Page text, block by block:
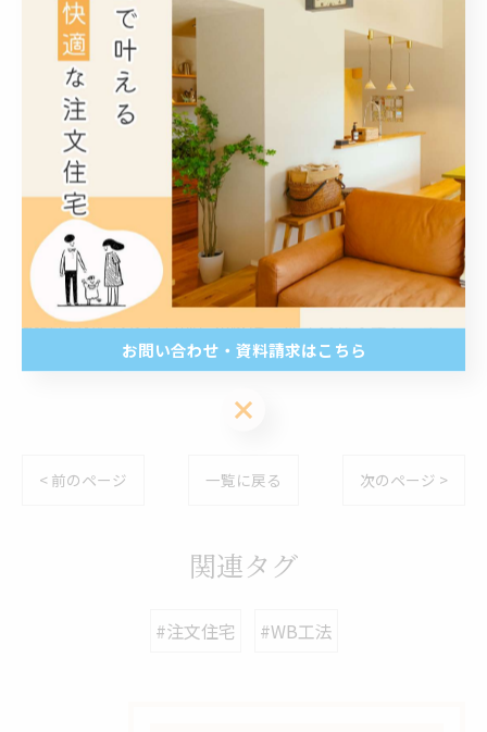
#イオンホーム #鹿児島注文住宅 #注文住宅 #wb工法 #
空気のきれいな家
鹿児島にある株式会社イオン・ホームは、高温多湿の日
本の気候風土に合った省エネ・快適・健康な住まいを実
現するWB工法のお家や、台風や高耐震に強く気密性・
断熱性に優れた2×4工法のお家など、お客様の理想の住
まいを実現する注文住宅のご提案を行っております。 鹿
児島県鹿児島市で注文住宅を依頼できる建築会社や建築
設計事務所などをお探しの際は、株式会社イオン・ホー
ムへぜひご連絡下さい。
< 前のページ 一覧に戻る 次のページ >
関連タグ
#注文住宅 #WB工法
お問い合わせ・資料請求はこちら
お問い合わせ・資料請求はこちら